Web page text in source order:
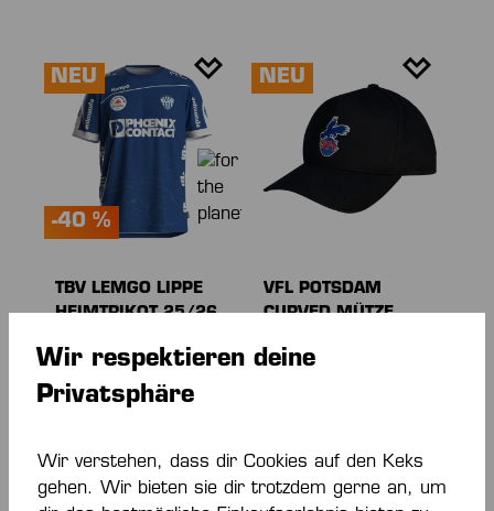
NEU
-40 %
TBV LEMGO LIPPE
HEIMTRIKOT 25/26
(40% gespart)
NEU
VFL POTSDAM
CURVED MÜTZE
NEU
Wir respektieren deine
Privatsphäre
Wir verstehen, dass dir Cookies auf den Keks
gehen. Wir bieten sie dir trotzdem gerne an, um